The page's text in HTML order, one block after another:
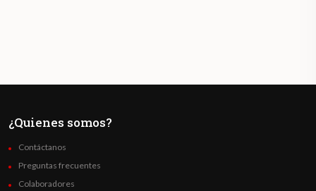
¿Quienes somos?
Contáctanos
Preguntas frecuentes
Colaboradores